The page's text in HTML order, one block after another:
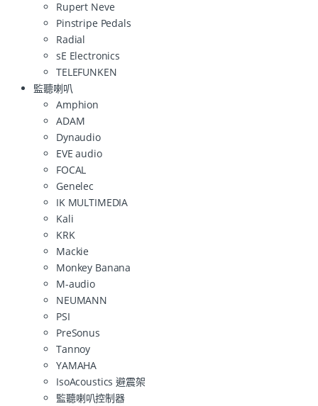
Rupert Neve
Pinstripe Pedals
Radial
sE Electronics
TELEFUNKEN
監聽喇叭
Amphion
ADAM
Dynaudio
EVE audio
FOCAL
Genelec
IK MULTIMEDIA
Kali
KRK
Mackie
Monkey Banana
M-audio
NEUMANN
PSI
PreSonus
Tannoy
YAMAHA
IsoAcoustics 避震架
監聽喇叭控制器